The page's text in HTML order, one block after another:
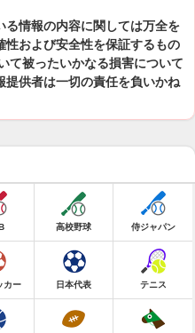
情報の内容に関しては万全を
および安全性を保証するもの
て被ったいかなる損害について
提供者は一切の責任を負いかね
高校野球 侍ジャパン
カー 日本代表 テニス